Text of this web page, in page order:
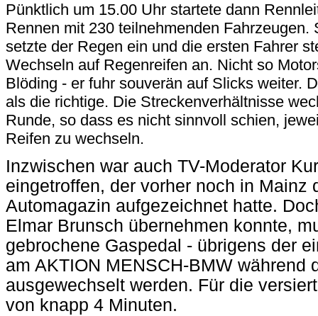
Pünktlich um 15.00 Uhr startete dann
Rennen mit 230 teilnehmenden
setzte der Regen ein und die ersten Fahrer
Wechseln auf Regenreifen an. Nicht so
Blöding - er fuhr souverän auf Slicks weiter.
als die richtige. Die Streckenverhältnisse
Runde, so dass es nicht sinnvoll schien,
Reifen zu wechseln.
Inzwischen war auch TV-Moderator
eingetroffen, der vorher noch in Mainz
Automagazin aufgezeichnet hatte.
Elmar Brunsch übernehmen konnte,
gebrochene Gaspedal - übrigens der
am AKTION MENSCH-BMW während
ausgewechselt werden. Für die
von knapp 4 Minuten.